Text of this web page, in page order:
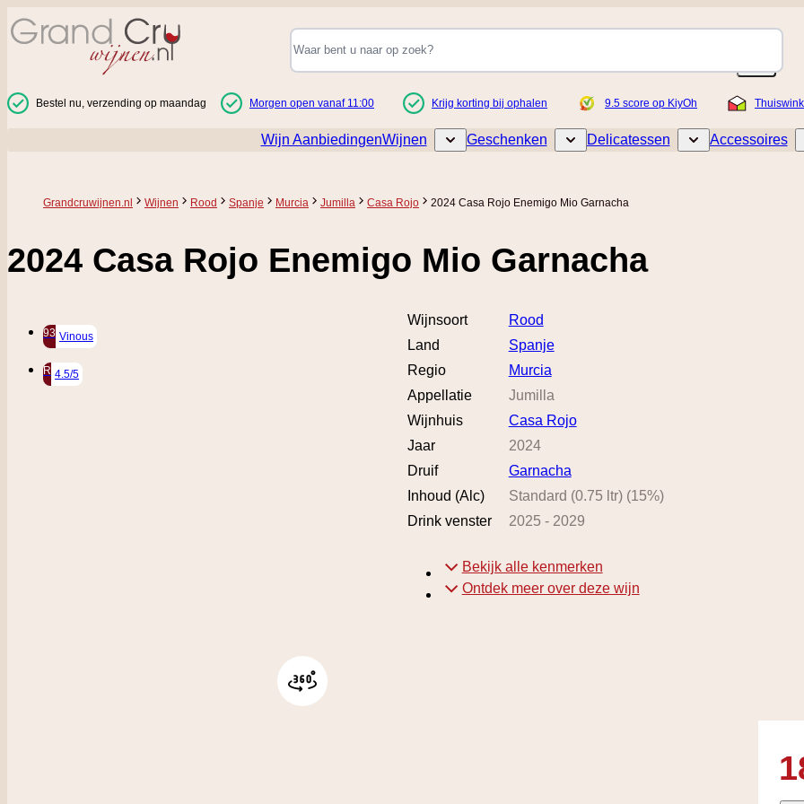
Ga naar de inhoud
Bestel nu, verzending op maandag Morgen open vanaf 11:00 Krijg korting bij ophalen 9.5 score op KiyOh
Wijn AanbiedingenWijnen Toggle submenu for Wijnen
Geschenken Toggle submenu for Geschenken
Delicatessen Toggle submenu for
Accessoires
Grandcruwijnen.nl Wijnen Rood Spanje Murcia Jumilla Casa Rojo 2024 Casa Rojo Enemigo Mio Garnacha
2024 Casa Rojo Enemigo Mio Garnacha
93 Vinous
R 4.5/5
Wijnsoort
Rood
Land
Spanje
Regio
Murcia
Appellatie
Jumilla
Wijnhuis
Casa Rojo
Jaar
2024
Druif
Garnacha
Inhoud (Alc)
Standard (0.75 ltr)(15%)
Drink venster
2025 - 2029
Bekijk alle kenmerken
Ontdek meer over deze wijn